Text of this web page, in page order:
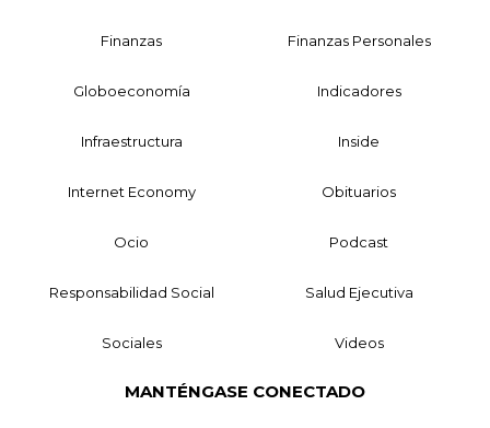
Finanzas Finanzas Personales
Globoeconomía Indicadores
Infraestructura Inside
Internet Economy Obituarios
Ocio Podcast
Responsabilidad Social Salud Ejecutiva
Sociales Videos
MANTÉNGASE CONECTADO